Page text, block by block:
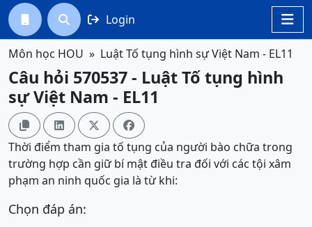

  Login
Môn học HOU Luật Tố tụng hình sự Việt Nam - EL11
Câu hỏi 570537 - Luật Tố tụng hình
sự Việt Nam - EL11
   
Thời điểm tham gia tố tụng của người bào chữa trong
trường hợp cần giữ bí mật điều tra đối với các tội xâm
phạm an ninh quốc gia là từ khi:
Chọn đáp án: